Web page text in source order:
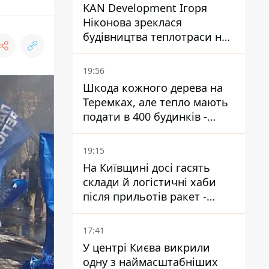
KAN Development Ігоря
Ніконова зреклася
будівництва теплотраси на
Теремках
19:56
Шкода кожного дерева на
Теремках, але тепло мають
подати в 400 будинків -
депутатка Київради
19:15
На Київщині досі гасять
склади й логістичні хаби
після прильотів ракет -
ДСНС
17:41
У центрі Києва викрили
одну з наймасштабніших